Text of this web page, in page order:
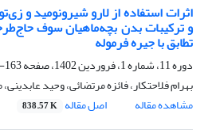
اثرات استفاده از لارو شیرونومید و
و ترکیبات بدن بچه‌ماهیان سوف
تطابق با جیره فرموله
دوره 11، شماره 1، فروردین 1402، صفحه
163-173
بهرام فلاحتکار، فائزه مرتضائی، وحید
مشاهده مقاله
اصل مقاله 838.57 K